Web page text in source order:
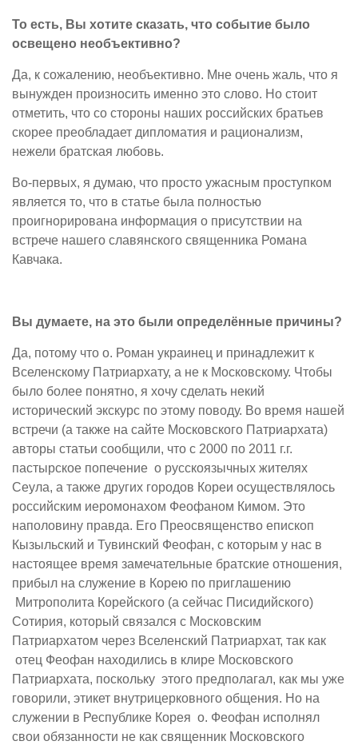
То есть, Вы хотите сказать, что событие было
освещено необъективно?
Да, к сожалению, необъективно. Мне очень жаль, что я
вынужден произносить именно это слово. Но стоит
отметить, что со стороны наших российских братьев
скорее преобладает дипломатия и рационализм,
нежели братская любовь.
Во-первых, я думаю, что просто ужасным проступком
является то, что в статье была полностью
проигнорирована информация о присутствии на
встрече нашего славянского священника Романа
Кавчака.
Вы думаете, на это были определённые причины?
Да, потому что о. Роман украинец и принадлежит к
Вселенскому Патриархату, а не к Московскому. Чтобы
было более понятно, я хочу сделать некий
исторический экскурс по этому поводу. Во время нашей
встречи (а также на сайте Московского Патриархата)
авторы статьи сообщили, что с 2000 по 2011 г.г.
пастырское попечение о русскоязычных жителях
Сеула, а также других городов Кореи осуществлялось
российским иеромонахом Феофаном Кимом. Это
наполовину правда. Его Преосвященство епископ
Кызыльский и Тувинский Феофан, с которым у нас в
настоящее время замечательные братские отношения,
прибыл на служение в Корею по приглашению
Митрополита Корейского (а сейчас Писидийского)
Сотирия, который связался с Московским
Патриархатом через Вселенский Патриархат, так как
отец Феофан находились в клире Московского
Патриархата, поскольку этого предполагал, как мы уже
говорили, этикет внутрицерковного общения. Но на
служении в Республике Корея о. Феофан исполнял
свои обязанности не как священник Московского